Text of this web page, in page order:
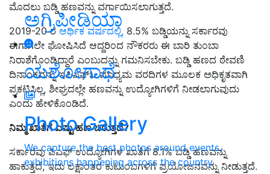
ಅಗ್ರಿಪೀಡಿಯಾ
ಯಶೋಗಾಥೆ
Photo Gallery
We capture the best photos around events,
exhibitions happening across the country
ಮೊದಲು ಬಡ್ಡಿ ಹಣವನ್ನು ವರ್ಗಾಯಿಸಲಾಗುತ್ತದೆ.
2019-20 ರ ಆರ್ಥಿಕ ವರ್ಷದಲ್ಲಿ, 8.5% ಬಡ್ಡಿಯನ್ನು ಸರ್ಕಾರವು
ಈಗಾಗಲೇ ಘೋಷಿಸಿದೆ ಆದ್ದರಿಂದ ನೌಕರರು ಈ ಬಾರಿ ತುಂಬಾ
ನಿರಾಶೆಗೊಂಡಿದ್ದಾರೆ ಎಂಬುದನ್ನು ಗಮನಿಸಬೇಕು. ಬಡ್ಡಿ ಹಣದ ಠೇವಣಿ
ದಿನಾಂಕವನ್ನು ಇಪಿಎಫ್‌ಒ ಮಾಧ್ಯಮ ವರದಿಗಳ ಮೂಲಕ ಅಧಿಕೃತವಾಗಿ
ಪ್ರಕಟಿಸಿಲ್ಲ, ಶೀಘ್ರದಲ್ಲೇ ಹಣವನ್ನು ಉದ್ಯೋಗಿಗಳಿಗೆ ನೀಡಲಾಗುವುದು
ಎಂದು ಹೇಳಿಕೊಂಡಿದೆ.
ನಿಮ್ಮ ಖಾತೆಗೆ ಎಷ್ಟು ಹಣ ಬರುತ್ತದೆ?
ಸರ್ಕಾರವು ಪಿಎಫ್ ಉದ್ಯೋಗಿಗಳ ಖಾತೆಗೆ 8.1% ಬಡ್ಡಿ ಹಣವನ್ನು
ಹಾಕುತ್ತದೆ, ಇದು ಲಕ್ಷಾಂತರ ಕುಟುಂಬಗಳಿಗೆ ಪ್ರಯೋಜನವನ್ನು ನೀಡುತ್ತದೆ.